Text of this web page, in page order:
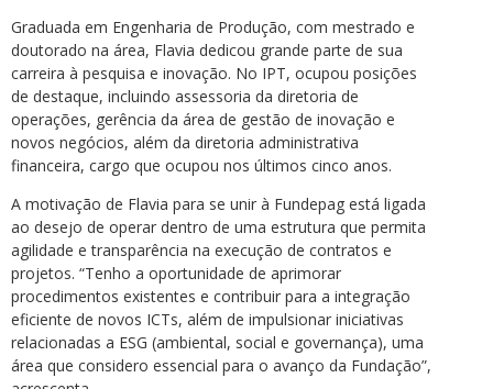
Graduada em Engenharia de Produção, com mestrado e
doutorado na área, Flavia dedicou grande parte de sua
carreira à pesquisa e inovação. No IPT, ocupou posições
de destaque, incluindo assessoria da diretoria de
operações, gerência da área de gestão de inovação e
novos negócios, além da diretoria administrativa
financeira, cargo que ocupou nos últimos cinco anos.
A motivação de Flavia para se unir à Fundepag está ligada
ao desejo de operar dentro de uma estrutura que permita
agilidade e transparência na execução de contratos e
projetos. “Tenho a oportunidade de aprimorar
procedimentos existentes e contribuir para a integração
eficiente de novos ICTs, além de impulsionar iniciativas
relacionadas a ESG (ambiental, social e governança), uma
área que considero essencial para o avanço da Fundação”,